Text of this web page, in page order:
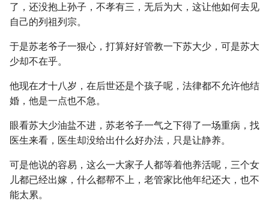
了，还没抱上孙子，不孝有三，无后为大，这让他如何去见
自己的列祖列宗。
于是苏老爷子一狠心，打算好好管教一下苏大少，可是苏大
少却不在乎。
他现在才十八岁，在后世还是个孩子呢，法律都不允许他结
婚，他是一点也不急。
眼看苏大少油盐不进，苏老爷子一气之下得了一场重病，找
医生来看，医生却没给出什么好办法，只是让静养。
可是他说的容易，这么一大家子人都等着他养活呢，三个女
儿都已经出嫁，什么都帮不上，老管家比他年纪还大，也不
能太累。